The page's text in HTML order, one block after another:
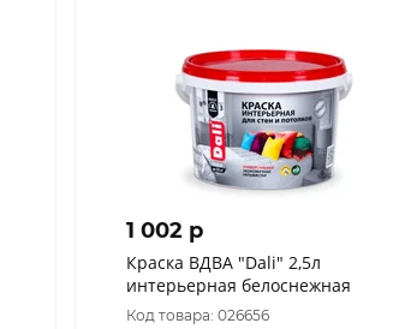
1 002 p
Краска ВДВА "Dаli" 2,5л
интерьерная белоснежная
Код товара: 026656